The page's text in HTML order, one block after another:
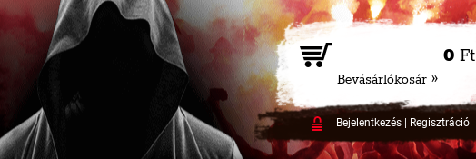
0 Ft
Bevásárlókosár »
Bejelentkezés| Regisztráció